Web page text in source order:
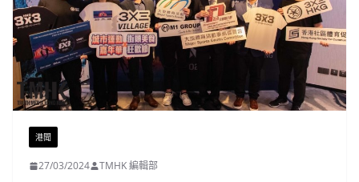
港聞
27/03/2024 TMHK 編輯部